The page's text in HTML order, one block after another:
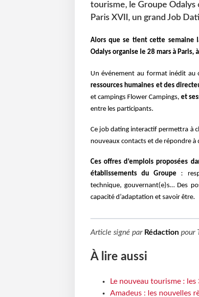
tourisme, le Groupe Odalys
Paris XVII, un grand Job
Alors que se tient cette semaine
Odalys organise le 28 mars à Paris,
Un événement au format inédit au
ressources humaines et des
et campings Flower Campings, et
entre les participants.
Ce job dating interactif permettra à
nouveaux contacts et de répondre à
Ces offres d’emplois proposées
établissements du Groupe :
technique, gouvernant(e)s… Des
capacité d’adaptation et savoir être.
Article signé par Rédactionpour
À lire aussi
Le nouveau tourisme :
Amadeus : les nouvelles